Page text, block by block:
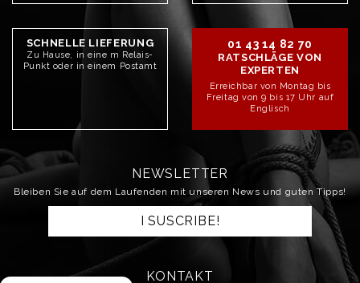
SCHNELLE LIEFERUNG
Zu Hause, in eine m Relais-
Punkt oder in einem Postamt
01 43 14 82 70
RATSCHLÄGE VON
EXPERTEN
Erreichbar von Montag bis
Freitag von 9 bis 17 Uhr auf
Englisch
NEWSLETTER
Bleiben Sie auf dem Laufenden mit unseren News und guten Tipps!
I SUSCRIBE!
KONTAKT